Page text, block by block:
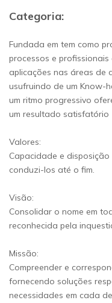
Categoria:
Fundada em tem como
processos e
aplicações nas áreas de
usufruindo de um Know-
um ritmo progressivo
um resultado satisfatório
Valores:
Capacidade e
conduzi-los até o fim.
Visão:
Consolidar o nome em
reconhecida pela
Missão:
Compreender e
fornecendo soluções
necessidades em cada